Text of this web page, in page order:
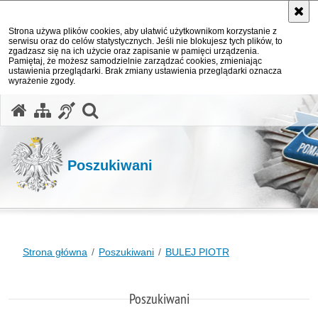
Strona używa plików cookies, aby ułatwić użytkownikom korzystanie z
serwisu oraz do celów statystycznych. Jeśli nie blokujesz tych plików, to
zgadzasz się na ich użycie oraz zapisanie w pamięci urządzenia.
Pamiętaj, że możesz samodzielnie zarządzać cookies, zmieniając
ustawienia przeglądarki. Brak zmiany ustawienia przeglądarki oznacza
wyrażenie zgody.
Poszukiwani
Strona główna Poszukiwani BULEJ PIOTR
Poszukiwani